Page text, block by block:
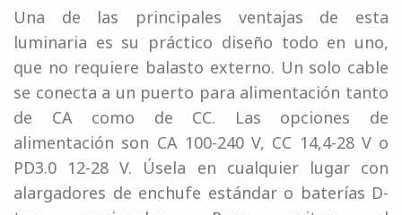
Una de las principales ventajas de esta
luminaria es su práctico diseño todo en uno,
que no requiere balasto externo. Un solo cable
se conecta a un puerto para alimentación tanto
de CA como de CC. Las opciones de
alimentación son CA 100-240 V, CC 14,4-28 V o
PD3.0 12-28 V. Úsela en cualquier lugar con
alargadores de enchufe estándar o baterías D-